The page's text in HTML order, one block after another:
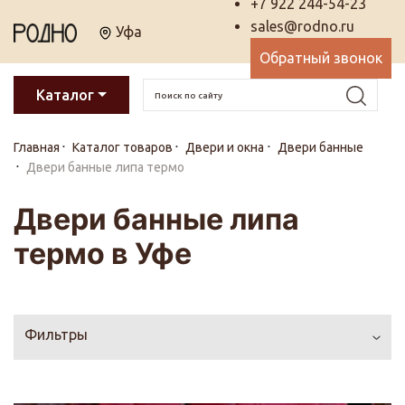
Уфа
+7 922 244-54-23
sales@rodno.ru
Обратный звонок
Каталог
Главная Каталог товаров Двери и окна
Двери банные
Двери банные липа термо
Двери банные липа
термо в Уфе
Фильтры